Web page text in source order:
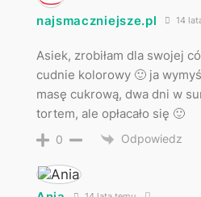
najsmaczniejsze.pl 14
Asiek, zrobiłam dla swojej
cudnie kolorowy 🙂 ja
masę cukrową, dwa dni w
tortem, ale opłacało się 🙂
0 Odpowiedz